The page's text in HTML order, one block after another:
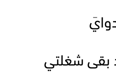
بقى شغلتي